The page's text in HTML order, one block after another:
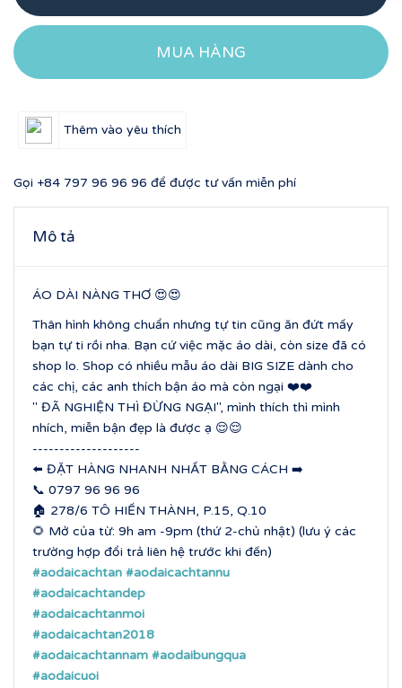
MUA HÀNG
Thêm vào yêu thích
Gọi +84 797 96 96 96 để được tư vấn miễn phí
Mô tả
ÁO DÀI NÀNG THƠ 😍😍
Thân hình không chuẩn nhưng tự tin cũng ăn đứt mấy
bạn tự ti rồi nha. Bạn cứ việc mặc áo dài, còn size đã có
shop lo. Shop có nhiều mẫu áo dài BIG SIZE dành cho
các chị, các anh thích bận áo mà còn ngại ❤️❤️
" ĐÃ NGHIỆN THÌ ĐỪNG NGẠI", mình thích thì mình
nhích, miễn bận đẹp là được ạ 😌😌
--------------------
⬅️ ĐẶT HÀNG NHANH NHẤT BẰNG CÁCH ➡️
📞 0797 96 96 96
🏠 278/6 TÔ HIẾN THÀNH, P.15, Q.10
🌻 Mở của từ: 9h am -9pm (thứ 2-chủ nhật) (lưu ý các
trường hợp đổi trả liên hệ trước khi đến)
#aodaicachtan #aodaicachtannu
#aodaicachtandep
#aodaicachtanmoi
#aodaicachtan2018
#aodaicachtannam #aodaibungqua
#aodaicuoi